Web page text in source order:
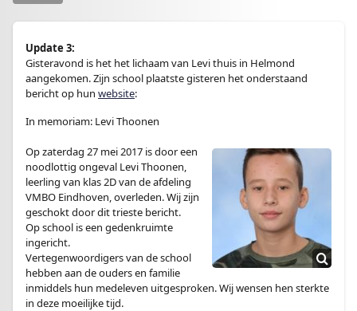
Update 3:
Gisteravond is het het lichaam van Levi thuis in Helmond
aangekomen. Zijn school plaatste gisteren het onderstaand
bericht op hun website:
In memoriam: Levi Thoonen
Op zaterdag 27 mei 2017 is door een
noodlottig ongeval Levi Thoonen,
leerling van klas 2D van de afdeling
VMBO Eindhoven, overleden. Wij zijn
geschokt door dit trieste bericht.
Op school is een gedenkruimte
ingericht.
Vertegenwoordigers van de school
hebben aan de ouders en familie
inmiddels hun medeleven uitgesproken. Wij wensen hen sterkte
in deze moeilijke tijd.